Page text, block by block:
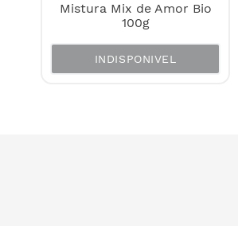
Mistura Mix de Amor Bio
100g
INDISPONIVEL